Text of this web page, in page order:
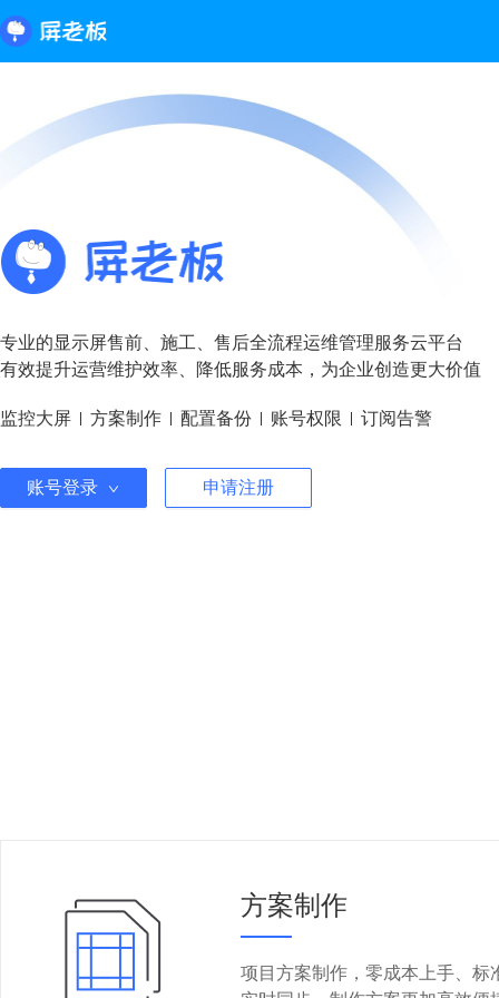
专业的显示屏售前、施工、售后全流程运维管理服务云平台
有效提升运营维护效率、降低服务成本，为企业创造更大价值
监控大屏 方案制作 配置备份 账号权限 订阅告警
账号登录 申请注册
方案制作
项目方案制作，零成本上手、标